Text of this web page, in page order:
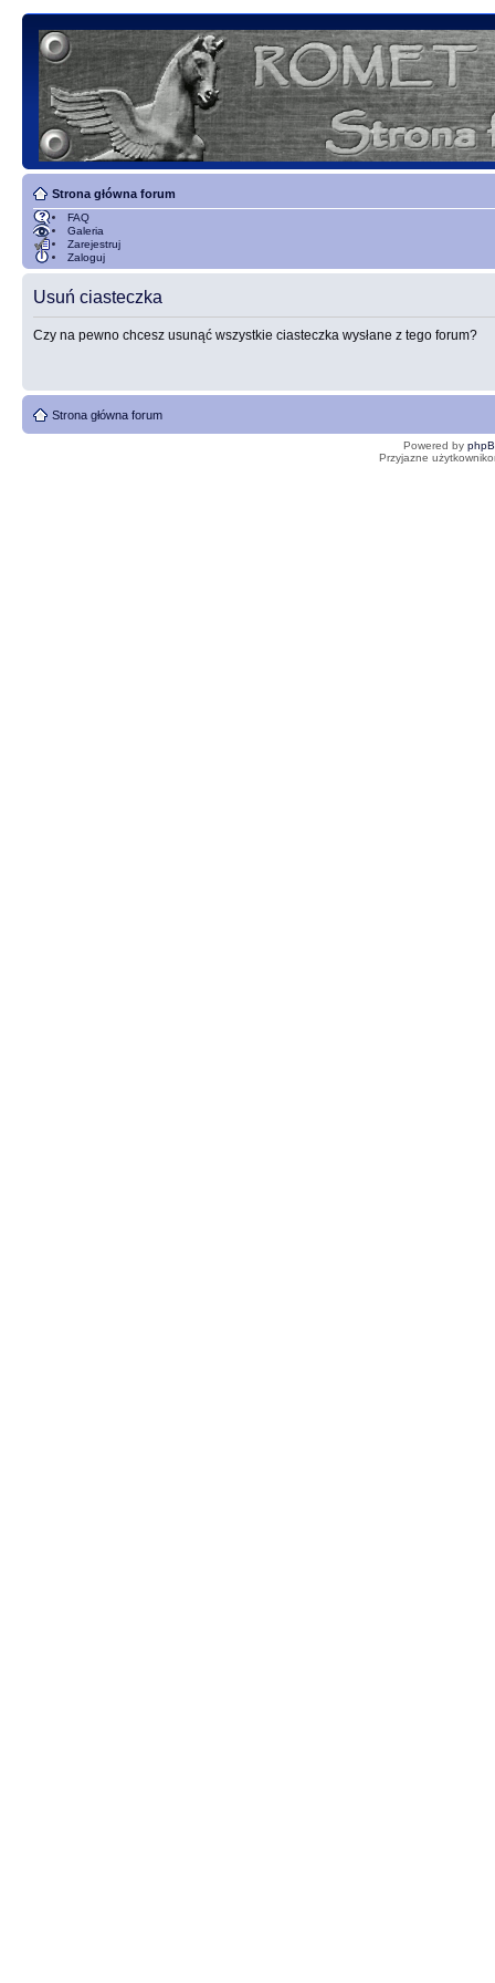
Strona główna forum
FAQ
Galeria
Zarejestruj
Zaloguj
Usuń ciasteczka
Czy na pewno chcesz usunąć wszystkie ciasteczka wysłane z tego forum?
Strona główna forum
Powered by
Przyjazne